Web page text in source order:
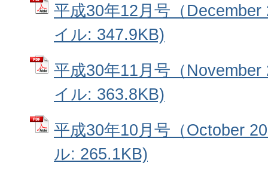
平成30年12月号（
イル: 347.9KB)
平成30年11月号（
イル: 363.8KB)
平成30年10月号（October
ル: 265.1KB)